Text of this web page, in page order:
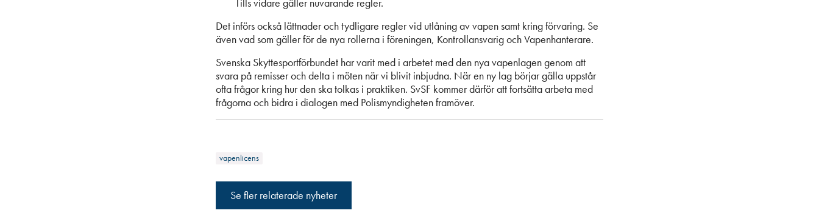
Det införs också lättnader och tydligare regler vid utlåning av vapen samt kring förvaring. Se
även vad som gäller för de nya rollerna i föreningen, Kontrollansvarig och Vapenhanterare.
Svenska Skyttesportförbundet har varit med i arbetet med den nya vapenlagen genom att
svara på remisser och delta i möten när vi blivit inbjudna. När en ny lag börjar gälla uppstår
ofta frågor kring hur den ska tolkas i praktiken. SvSF kommer därför att fortsätta arbeta med
frågorna och bidra i dialogen med Polismyndigheten framöver.
vapenlicens
Se fler relaterade nyheter